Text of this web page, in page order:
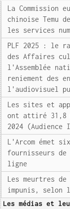
La Commission
chinoise Temu
les services
PLF 2025 : le
des Affaires
l'Assemblée
reniement des
l'audiovisuel
Les sites et
ont attiré 31,8
2024
L'Arcom émet
fournisseurs de
ligne
Les meurtres
impunis, selon
Les médias et